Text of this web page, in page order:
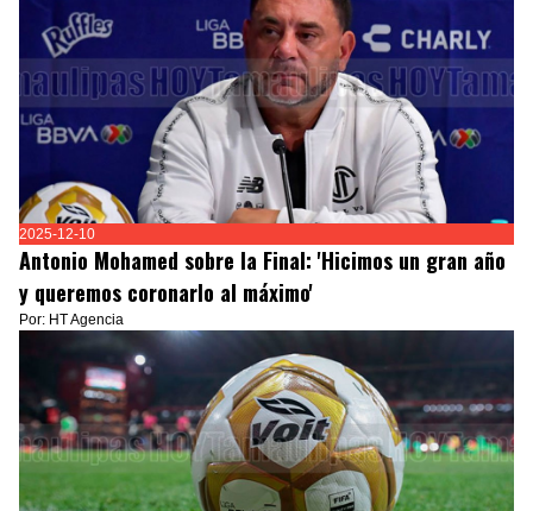
2025-12-10
Antonio Mohamed sobre la Final: 'Hicimos un gran año
y queremos coronarlo al máximo'
Por: HT Agencia